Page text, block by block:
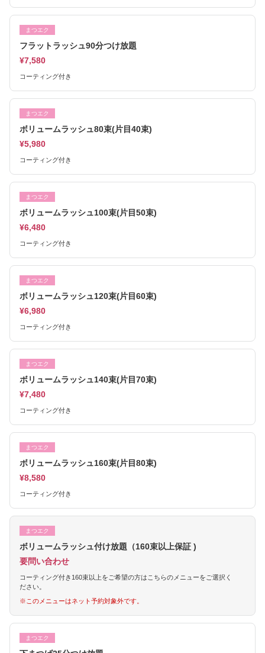
まつエク
フラットラッシュ90分つけ放題
¥7,580
コーティング付き
まつエク
ボリュームラッシュ80束(片目40束)
¥5,980
コーティング付き
まつエク
ボリュームラッシュ100束(片目50束)
¥6,480
コーティング付き
まつエク
ボリュームラッシュ120束(片目60束)
¥6,980
コーティング付き
まつエク
ボリュームラッシュ140束(片目70束)
¥7,480
コーティング付き
まつエク
ボリュームラッシュ160束(片目80束)
¥8,580
コーティング付き
まつエク
ボリュームラッシュ付け放題（160束以上保証 )
要問い合わせ
コーティング付き160束以上をご希望の方はこちらのメニューをご選択く
ださい。
※このメニューはネット予約対象外です。
まつエク